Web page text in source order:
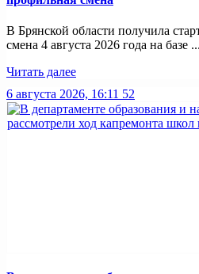
В Брянской области получила
смена 4 августа 2026 года на базе ...
Читать далее
6 августа 2026, 16:11 52